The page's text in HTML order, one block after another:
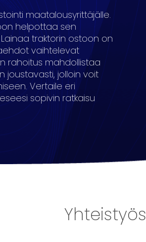
maatalousyrittäjälle.
helpottaa sen
traktorin ostoon on
vaihtelevat
rahoitus mahdollistaa
joustavasti, jolloin voit
Vertaile eri
sopivin ratkaisu
8000 9000 11000
1 2 3